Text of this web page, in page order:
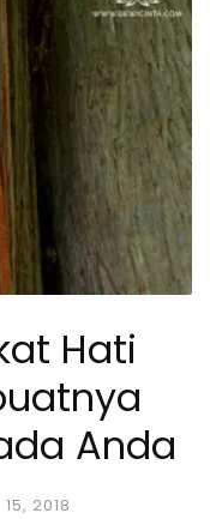
Hati
Anda
15, 2018